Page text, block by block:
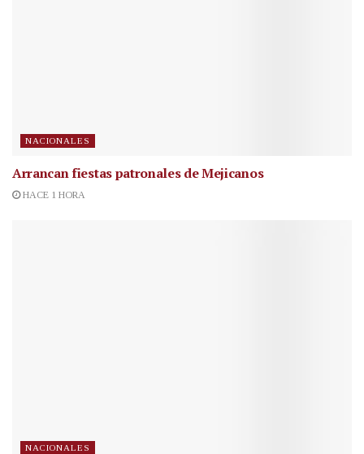
NACIONALES
Arrancan fiestas patronales de Mejicanos
HACE 1 HORA
NACIONALES